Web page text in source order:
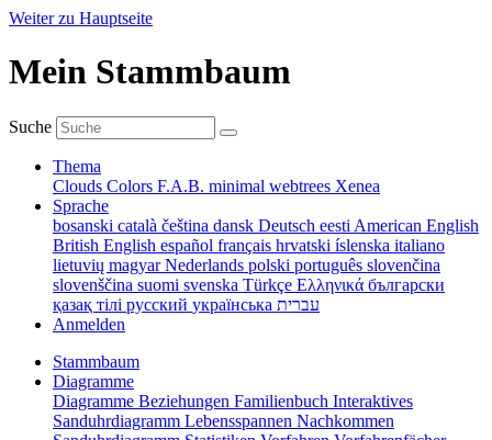
Weiter zu Hauptseite
Mein Stammbaum
Suche
Thema
Clouds Colors F.A.B. minimal webtrees Xenea
Sprache
bosanski català čeština dansk Deutsch eesti American English
British English español français hrvatski íslenska italiano
lietuvių magyarNederlands polski português slovenčina
slovenščina suomi svenska Türkçe Ελληνικά български
қазақ тілі русский українська עברית
Anmelden
Stammbaum
Diagramme
Diagramme Beziehungen Familienbuch Interaktives
Sanduhrdiagramm Lebensspannen Nachkommen